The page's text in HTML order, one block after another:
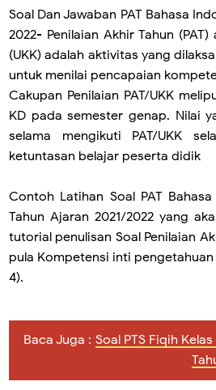
Soal Dan Jawaban PAT Bahasa
2022- Penilaian Akhir Tahun
(UKK) adalah aktivitas yang
untuk menilai pencapaian
Cakupan Penilaian PAT/UKK
KD pada semester genap. Nilai
selama mengikuti PAT/UKK
ketuntasan belajar peserta didik
Contoh Latihan Soal PAT
Tahun Ajaran 2021/2022 yang
tutorial penulisan Soal Penilaian
pula Kompetensi inti
4).
Baca Juga : Soal PTS Fiqih